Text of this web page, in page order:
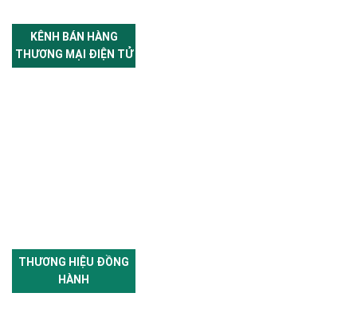
KÊNH BÁN HÀNG
THƯƠNG MẠI ĐIỆN TỬ
THƯƠNG HIỆU ĐỒNG
HÀNH